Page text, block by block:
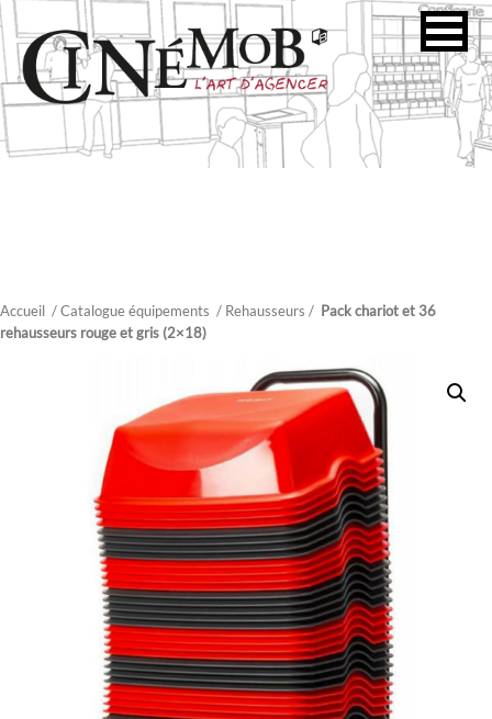
Accueil / Catalogue équipements / Rehausseurs / Pack chariot et 36
rehausseurs rouge et gris (2×18)